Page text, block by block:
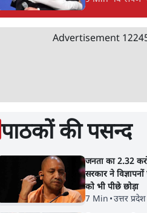
Advertisement
पाठकों की पसन्द
जनता का 2.32
सरकार ने
को भी पीछे छोड़ा
7 Min •उत्तर प्रदेश